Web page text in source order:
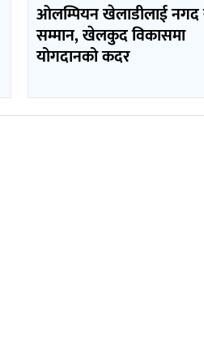
ओलम्पियन खेलाडीलाई नगद
सम्मान, खेलकुद विकासमा
योगदानको कदर